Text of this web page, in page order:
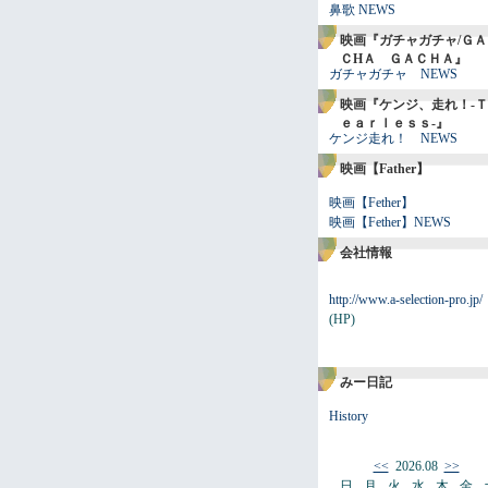
鼻歌 NEWS
映画『ガチャガチャ/ＧＡ
ＣHＡ ＧＡＣＨＡ』
ガチャガチャ NEWS
映画『ケンジ、走れ！-Ｔ
ｅａｒｌｅｓｓ-』
ケンジ走れ！ NEWS
映画【Father】
映画【Fether】
映画【Fether】NEWS
会社情報
http://www.a-selection-pro.jp/
(HP)
みー日記
History
<<2026.08 >>